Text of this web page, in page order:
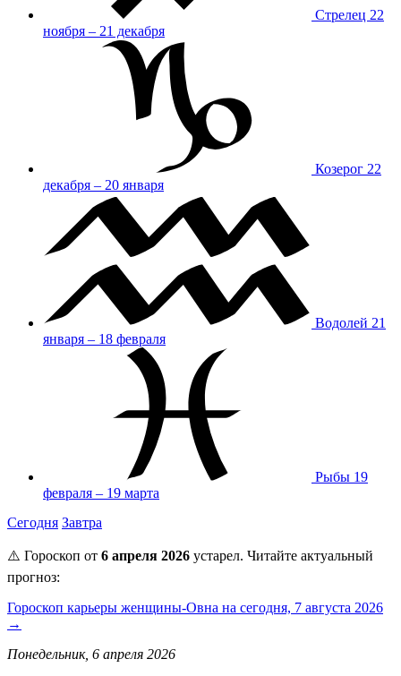
Стрелец 22
ноября – 21 декабря
Козерог 22
декабря – 20 января
Водолей 21
января – 18 февраля
Рыбы 19
февраля – 19 марта
Сегодня Завтра
⚠️ Гороскоп от 6 апреля 2026 устарел. Читайте актуальный
прогноз:
Гороскоп карьеры женщины-Овна на сегодня, 7 августа 2026
→
Понедельник, 6 апреля 2026